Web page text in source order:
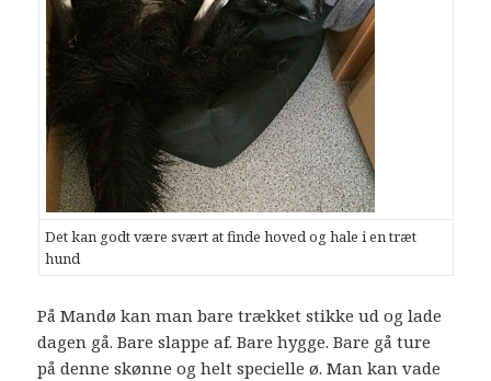
Det kan godt være svært at finde hoved og hale i en træt
hund
På Mandø kan man bare trækket stikke ud og lade
dagen gå. Bare slappe af. Bare hygge. Bare gå ture
på denne skønne og helt specielle ø. Man kan vade